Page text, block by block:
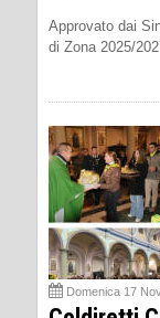
Approvato dai
di Zona 2025/
Domenica 17